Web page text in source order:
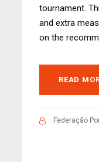
tournament.
and extra
on the
READ
Federação